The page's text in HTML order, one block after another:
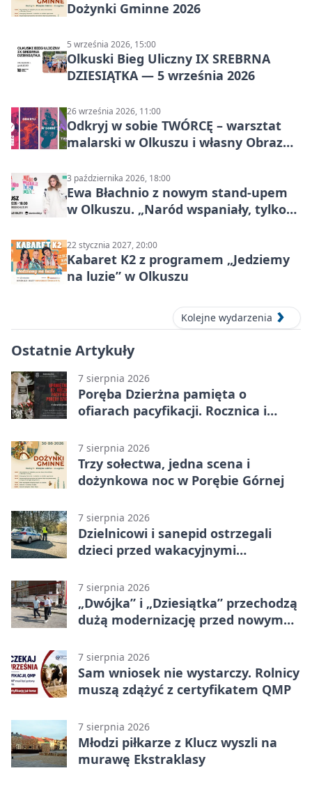
Dożynki Gminne 2026
5 września 2026, 15:00
Olkuski Bieg Uliczny IX SREBRNA
DZIESIĄTKA — 5 września 2026
26 września 2026, 11:00
Odkryj w sobie TWÓRCĘ – warsztat
malarski w Olkuszu i własny Obraz
3 października 2026, 18:00
Ewa Błachnio z nowym stand-upem
w Olkuszu. „Naród wspaniały, tylko
22 stycznia 2027, 20:00
Kabaret K2 z programem „Jedziemy
na luzie” w Olkuszu
Kolejne wydarzenia
Ostatnie Artykuły
7 sierpnia 2026
Poręba Dzierżna pamięta o
ofiarach pacyfikacji. Rocznica i
7 sierpnia 2026
Trzy sołectwa, jedna scena i
dożynkowa noc w Porębie Górnej
7 sierpnia 2026
Dzielnicowi i sanepid ostrzegali
dzieci przed wakacyjnymi
7 sierpnia 2026
„Dwójka” i „Dziesiątka” przechodzą
dużą modernizację przed nowym
7 sierpnia 2026
Sam wniosek nie wystarczy. Rolnicy
muszą zdążyć z certyfikatem QMP
7 sierpnia 2026
Młodzi piłkarze z Klucz wyszli na
murawę Ekstraklasy